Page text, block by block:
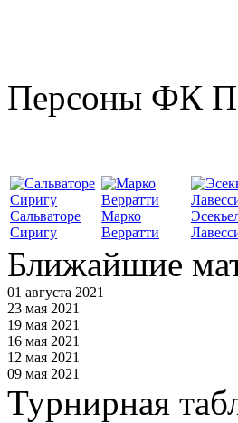
Персоны ФК
Сальваторе
Сиригу
Марко
Верратти
Ближайшие
01 августа 2021
23 мая 2021
19 мая 2021
16 мая 2021
12 мая 2021
09 мая 2021
Турнирная